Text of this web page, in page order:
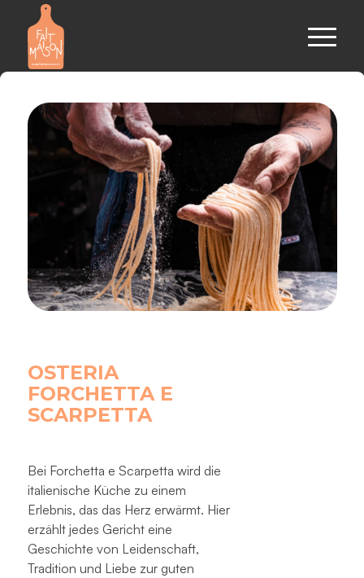
OSTERIA
FORCHETTA E
SCARPETTA
Bei Forchetta e Scarpetta wird die
italienische Küche zu einem
Erlebnis, das das Herz erwärmt. Hier
erzählt jedes Gericht eine
Geschichte von Leidenschaft,
Tradition und Liebe zur guten